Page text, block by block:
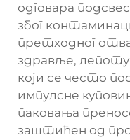
одговара
због
претходног
здравље,
који се често
импулсне
паковања
заштићен од